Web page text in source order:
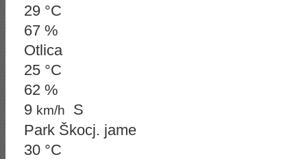
29 °C
67 %
Otlica
25 °C
62 %
9 km/h
S
Park Škocj. jame
30 °C